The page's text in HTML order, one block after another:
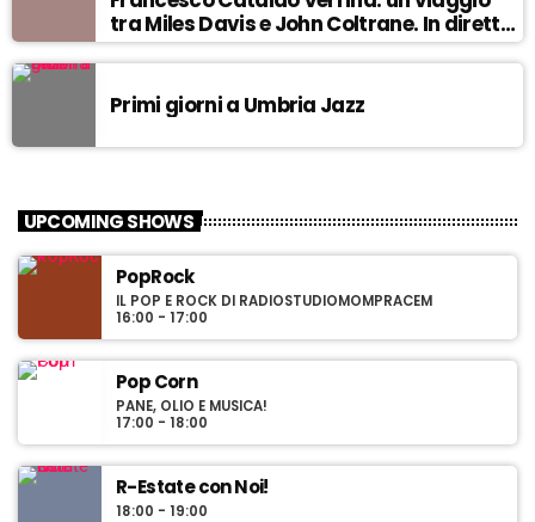
tra Miles Davis e John Coltrane. In diretta
da Egea.
Primi giorni a Umbria Jazz
UPCOMING SHOWS
PopRock
IL POP E ROCK DI RADIOSTUDIOMOMPRACEM
16:00 - 17:00
Pop Corn
PANE, OLIO E MUSICA!
17:00 - 18:00
R-Estate con Noi!
18:00 - 19:00